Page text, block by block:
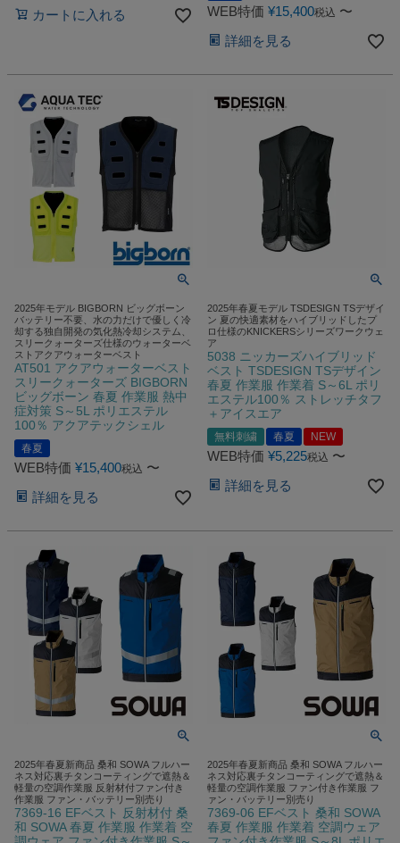
カートに入れる WEB特価 ¥15,400税込 〜
詳細を見る
2025年モデル BIGBORN ビッグボーン
バッテリー不要、水の力だけで優しく冷
却する独自開発の気化熱冷却システム、
スリークォーターズ仕様のウォーターベ
ストアクアウォーターベスト
AT501 アクアウォーターベスト
スリークォーターズ BIGBORN
ビッグボーン 春夏 作業服 熱中
症対策 S～5L ポリエステル
100％ アクアテックシェル
春夏
WEB特価 ¥15,400税込 〜
詳細を見る
2025年春夏モデル TSDESIGN TSデザイ
ン 夏の快適素材をハイブリッドしたプ
ロ仕様のKNICKERSシリーズワークウェ
ア
5038 ニッカーズハイブリッド
ベスト TSDESIGN TSデザイン
春夏 作業服 作業着 S～6L ポリ
エステル100％ ストレッチタフ
＋アイスエア
無料刺繍 春夏 NEW
WEB特価 ¥5,225税込 〜
詳細を見る
2025年春夏新商品 桑和 SOWA フルハー
ネス対応裏チタンコーティングで遮熱＆
軽量の空調作業服 反射材付ファン付き
作業服 ファン・バッテリー別売り
7369-16 EFベスト 反射材付 桑
和 SOWA 春夏 作業服 作業着 空
2025年春夏新商品 桑和 SOWA フルハー
ネス対応裏チタンコーティングで遮熱＆
軽量の空調作業服 ファン付き作業服 フ
ァン・バッテリー別売り
7369-06 EFベスト 桑和 SOWA
春夏 作業服 作業着 空調ウェア